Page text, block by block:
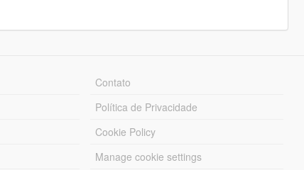
Contato
Política de Privacidade
Cookie Policy
Manage cookie settings